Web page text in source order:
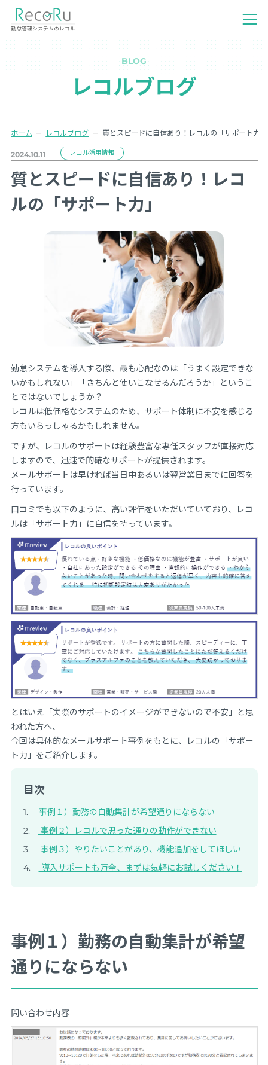
勤怠管理システムのレコル
BLOG
レコルブログ
ホーム レコルブログ 質とスピードに自信あり！レコルの「サポート力」
2024.10.11 レコル活用情報
質とスピードに自信あり！レコ
ルの「サポート力」
勤怠システムを導入する際、最も心配なのは「うまく設定できな
いかもしれない」「きちんと使いこなせるんだろうか」というこ
とではないでしょうか？
レコルは低価格なシステムのため、サポート体制に不安を感じる
方もいらっしゃるかもしれません。
ですが、レコルのサポートは経験豊富な専任スタッフが直接対応
しますので、迅速で的確なサポートが提供されます。
メールサポートは早ければ当日中あるいは翌営業日までに回答を
行っています。
口コミでも以下のように、高い評価をいただいていており、レコ
ルは「サポート力」に自信を持っています。
とはいえ「実際のサポートのイメージができないので不安」と思
われた方へ、
今回は具体的なメールサポート事例をもとに、レコルの「サポー
ト力」をご紹介します。
目次
事例１）勤務の自動集計が希望通りにならない
事例２）レコルで思った通りの動作ができない
事例３）やりたいことがあり、機能追加をしてほしい
導入サポートも万全、まずは気軽にお試しください！
事例１）勤務の自動集計が希望
通りにならない
問い合わせ内容